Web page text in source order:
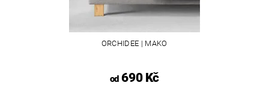
ORCHIDEE | MAKO
od690 Kč